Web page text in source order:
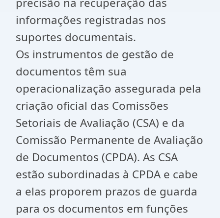
informações registradas nos
suportes documentais.
Os instrumentos de gestão de
documentos têm sua
operacionalização assegurada pela
criação oficial das Comissões
Setoriais de Avaliação (CSA) e da
Comissão Permanente de Avaliação
de Documentos (CPDA). As CSA
estão subordinadas à CPDA e cabe
a elas proporem prazos de guarda
para os documentos em funções